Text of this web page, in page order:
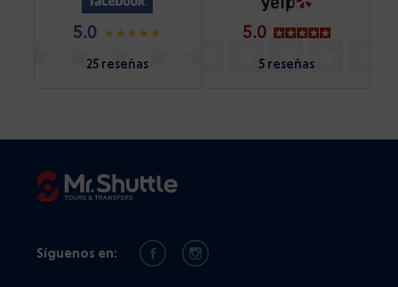
5.0
25 reseñas
5.0
5 reseñas
Síguenos en: